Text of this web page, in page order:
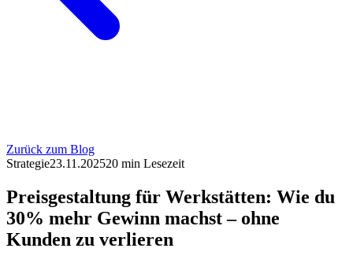
Zurück zum Blog
Strategie23.11.202520 min Lesezeit
Preisgestaltung für Werkstätten: Wie du
30% mehr Gewinn machst – ohne
Kunden zu verlieren